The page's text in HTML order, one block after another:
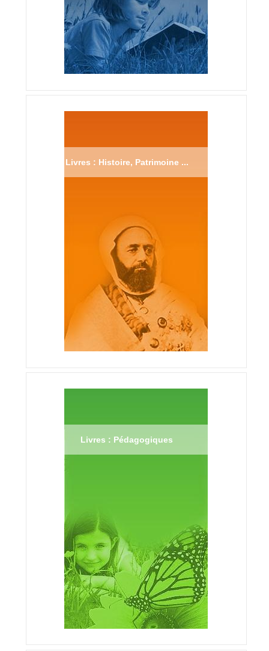
Livres : Histoire, Patrimoine ...
Livres : Pédagogiques